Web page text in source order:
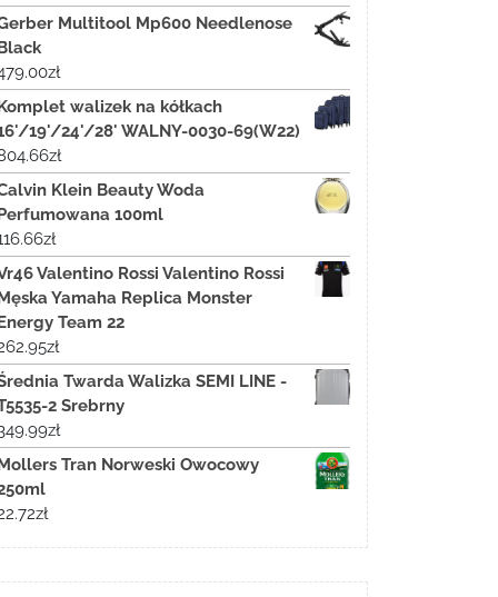
Multitool Mp600 Needlenose
zł
walizek na kółkach
19'/24'/28' WALNY-0030-69(W22)
zł
Klein Beauty Woda
100ml
zł
Valentino Rossi Valentino Rossi
Yamaha Replica Monster
Team 22
zł
Twarda Walizka SEMI LINE -
2 Srebrny
zł
Tran Norweski Owocowy
zł